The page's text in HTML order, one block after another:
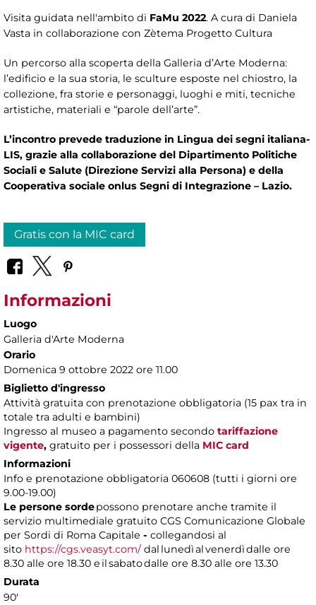
Visita guidata nell'ambito di FaMu 2022. A cura di Daniela
Vasta in collaborazione con Zètema Progetto Cultura
Un percorso alla scoperta della Galleria d’Arte Moderna:
l’edificio e la sua storia, le sculture esposte nel chiostro, la
collezione, fra storie e personaggi, luoghi e miti, tecniche
artistiche, materiali e “parole dell’arte”.
L’incontro prevede traduzione in Lingua dei segni italiana-
LIS, grazie alla collaborazione del Dipartimento Politiche
Sociali e Salute (Direzione Servizi alla Persona) e della
Cooperativa sociale onlus Segni di Integrazione – Lazio.
Gratis con la MIC card
Informazioni
Luogo
Galleria d'Arte Moderna
Orario
Domenica 9 ottobre 2022 ore 11.00
Biglietto d'ingresso
Attività gratuita con prenotazione obbligatoria (15 pax tra in
totale tra adulti e bambini)
Ingresso al museo a pagamento secondo tariffazione
vigente, gratuito per i possessori della MIC card
Informazioni
Info e prenotazione obbligatoria 060608 (tutti i giorni ore
9.00-19.00)
Le persone sordepossono prenotare anche tramite il
servizio multimediale gratuito CGS Comunicazione Globale
per Sordi di Roma Capitale - collegandosi al
sito https://cgs.veasyt.com/dal lunedì al venerdì dalle ore
8.30 alle ore 18.30 e il sabato dalle ore 8.30 alle ore 13.30
Durata
90'